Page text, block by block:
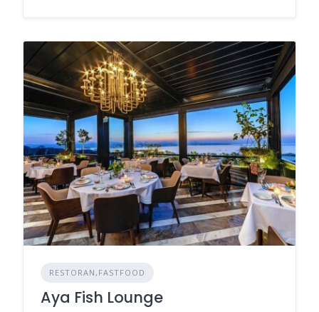
RESTORAN,FASTFOOD
Aya Fish Lounge